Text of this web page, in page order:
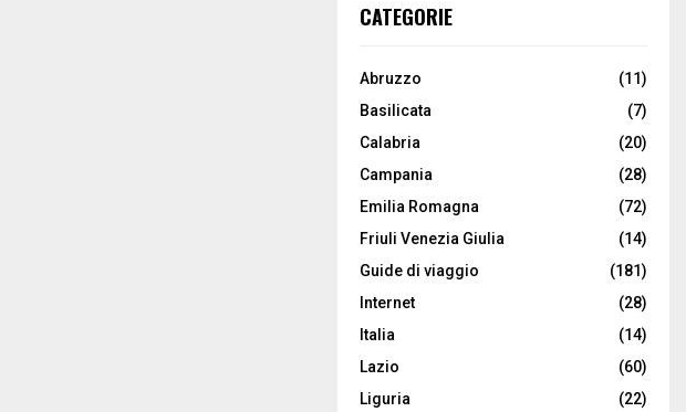
CATEGORIE
Abruzzo
(11)
Basilicata
(7)
Calabria
(20)
Campania
(28)
Emilia Romagna
(72)
Friuli Venezia Giulia
(14)
Guide di viaggio
(181)
Internet
(28)
Italia
(14)
Lazio
(60)
Liguria
(22)